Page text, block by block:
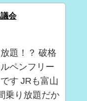
会
題！？ 破格
ペンフリー
す JRも富山
乗り放題だか